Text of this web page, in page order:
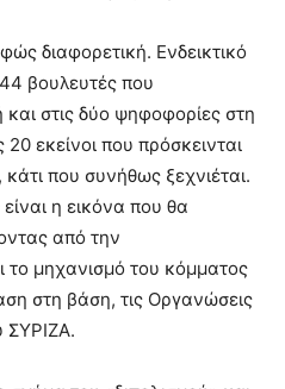
διαφορετική. Ενδεικτικό
βουλευτές που
στις δύο ψηφοφορίες στη
εκείνοι που πρόσκεινται
που συνήθως ξεχνιέται.
η εικόνα που θα
από την
το μηχανισμό του κόμματος
στη βάση, τις Οργανώσεις
ΣΥΡΙΖΑ.